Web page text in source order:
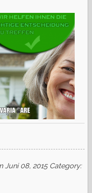
Juni 08, 2015 Category: